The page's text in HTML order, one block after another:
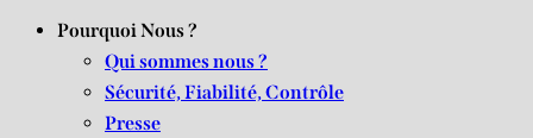
Pourquoi Nous ?
Qui sommes nous ?
Sécurité, Fiabilité, Contrôle
Presse